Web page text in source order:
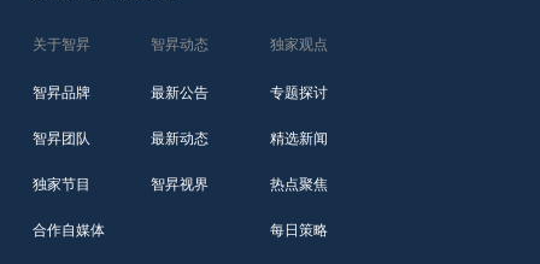
关于智昇
智昇品牌
智昇团队
独家节目
合作自媒体
智昇动态
最新公告
最新动态
智昇视界
独家观点
专题探讨
精选新闻
热点聚焦
每日策略